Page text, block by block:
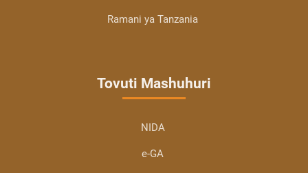
Ramani ya Tanzania
Tovuti Mashuhuri
NIDA
e-GA